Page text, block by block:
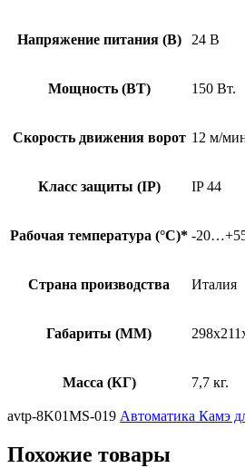
Напряжение питания (В) 24 В
Мощность (ВТ) 150 Вт.
Скорость движения ворот 12 м/
Класс защиты (IP) IP 44
Рабочая температура (°C)* -
Страна производства Италия
Габариты (MM)
Масса (КГ) 7,7 кг.
avtp-8K01MS-019 Автоматика Камэ
Похожие товары